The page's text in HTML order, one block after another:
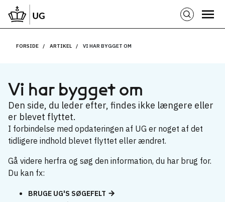
FORSIDE ARTIKEL VI HAR BYGGET OM
Vi har bygget om
Den side, du leder efter, findes ikke længere eller
er blevet flyttet.
I forbindelse med opdateringen af UG er noget af det
tidligere indhold blevet flyttet eller ændret.
Gå videre herfra og søg den information, du har brug for.
Du kan fx:
BRUGE UG'S SØGEFELT